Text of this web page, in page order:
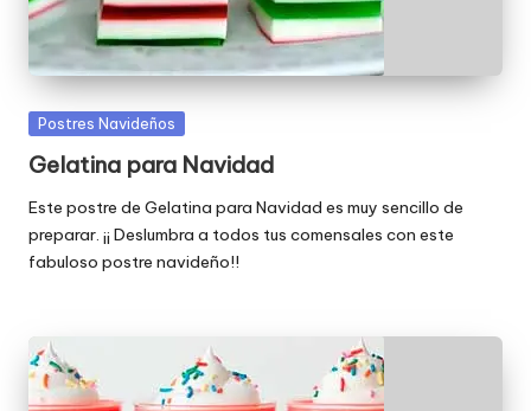
Publicada
Postres Navideños
Gelatina para Navidad
Este postre de Gelatina para Navidad es muy sencillo de
preparar. ¡¡ Deslumbra a todos tus comensales con este
fabuloso postre navideño!!